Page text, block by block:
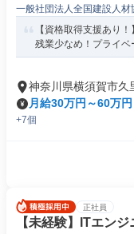
一般社団法人全国建設人材
【資格取得支援あり
残業少なめ！プライベ
神奈川県横須賀市久
月給30万円～60万円
+7個
正社員
【未経験】ITエン